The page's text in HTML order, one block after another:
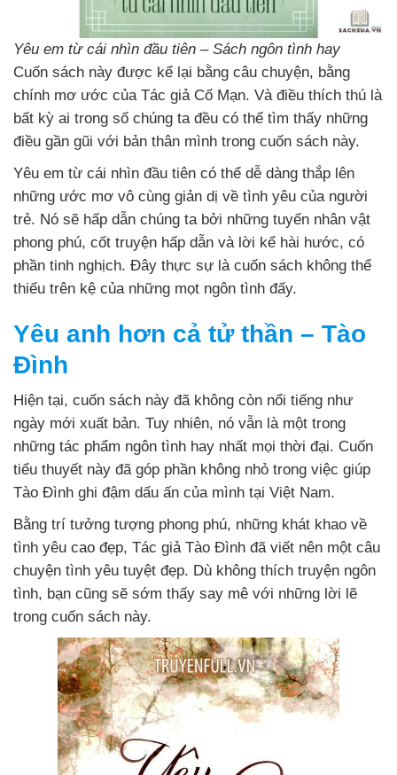
Yêu em từ cái nhìn đầu tiên – Sách ngôn tình hay
Cuốn sách này được kể lại bằng câu chuyện, bằng
chính mơ ước của Tác giả Cố Mạn. Và điều thích thú là
bất kỳ ai trong số chúng ta đều có thể tìm thấy những
điều gần gũi với bản thân mình trong cuốn sách này.
Yêu em từ cái nhìn đầu tiên có thể dễ dàng thắp lên
những ước mơ vô cùng giản dị về tình yêu của người
trẻ. Nó sẽ hấp dẫn chúng ta bởi những tuyến nhân vật
phong phú, cốt truyện hấp dẫn và lời kể hài hước, có
phần tinh nghịch. Đây thực sự là cuốn sách không thể
thiếu trên kệ của những mọt ngôn tình đấy.
Yêu anh hơn cả tử thần – Tào
Đình
Hiện tại, cuốn sách này đã không còn nổi tiếng như
ngày mới xuất bản. Tuy nhiên, nó vẫn là một trong
những tác phẩm ngôn tình hay nhất mọi thời đại. Cuốn
tiểu thuyết này đã góp phần không nhỏ trong việc giúp
Tào Đình ghi đậm dấu ấn của mình tại Việt Nam.
Bằng trí tưởng tượng phong phú, những khát khao về
tình yêu cao đẹp, Tác giả Tào Đình đã viết nên một câu
chuyện tình yêu tuyệt đẹp. Dù không thích truyện ngôn
tình, bạn cũng sẽ sớm thấy say mê với những lời lẽ
trong cuốn sách này.